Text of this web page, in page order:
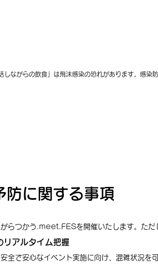
しながらの飲食」は飛沫感染の恐れがあります。感染
防に関する事項
らつかう.meet.FESを開催いたします。ただ
リアルタイム把握
全で安心なイベント実施に向け、混雑状況を